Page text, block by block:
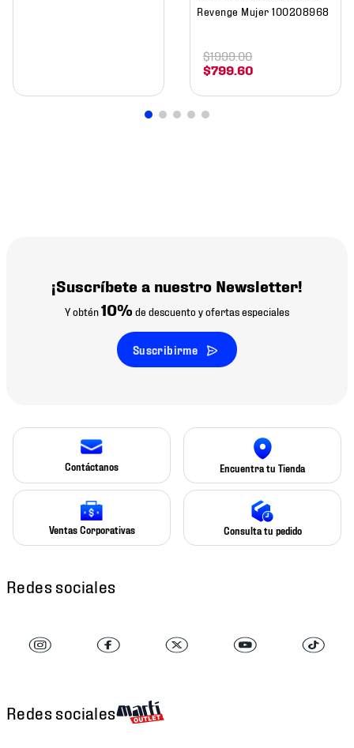
Revenge Mujer 100208968
$799.60
$1999.00
¡Suscríbete a nuestro Newsletter!
Y obtén10% de descuento y ofertas especiales
Suscribirme
Contáctanos Encuentra tu Tienda
Ventas Corporativas Consulta tu pedido
Redes sociales
Redes sociales